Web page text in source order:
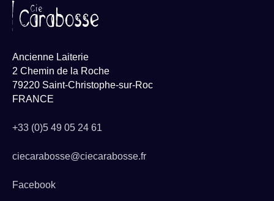
Ancienne Laiterie
2 Chemin de la Roche
79220 Saint-Christophe-sur-Roc
FRANCE
+33 (0)5 49 05 24 61
ciecarabosse@ciecarabosse.fr
Facebook